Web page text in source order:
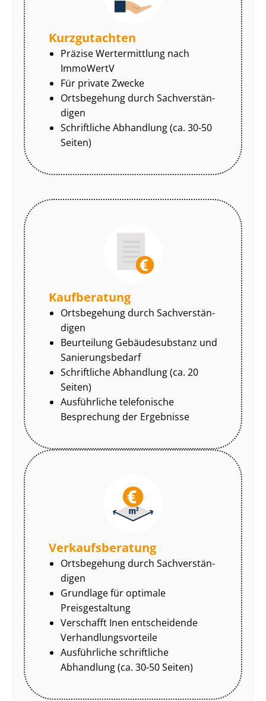
Kurzgutachten
Präzise Wertermittlung nach
ImmoWertV
Für private Zwecke
Ortsbegehung durch Sach­ver­stän­
di­gen
Schriftliche Abhandlung (ca. 30-50
Seiten)
Kaufberatung
Ortsbegehung durch Sach­ver­stän­
di­gen
Beurteilung Gebäudesubstanz und
Sa­nie­rungs­be­darf
Schriftliche Abhandlung (ca. 20
Seiten)
Ausführliche telefonische
Besprechung der Ergebnisse
Ver­kaufs­be­ra­tung
Ortsbegehung durch Sach­ver­stän­
di­gen
Grundlage für optimale
Preisgestaltung
Verschafft Inen entscheidende
Ver­hand­lungs­vor­tei­le
Ausführliche schriftliche
Abhandlung (ca. 30-50 Seiten)